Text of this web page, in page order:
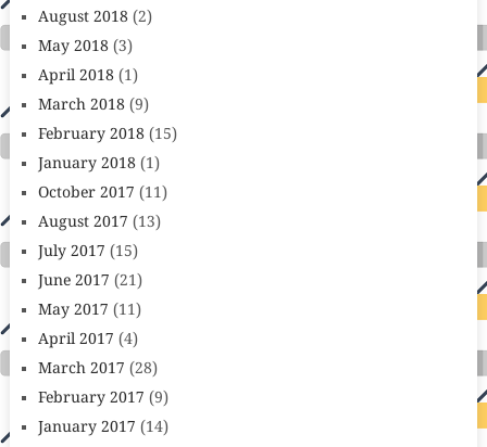
August 2018(2)
May 2018(3)
April 2018(1)
March 2018(9)
February 2018(15)
January 2018(1)
October 2017 (11)
August 2017 (13)
July 2017 (15)
June 2017 (21)
May 2017 (11)
April 2017 (4)
March 2017 (28)
February 2017 (9)
January 2017 (14)